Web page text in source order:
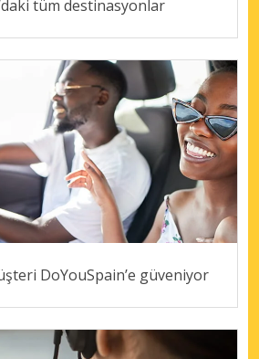
tüm destinasyonlar
DoYouSpain’e güveniyor